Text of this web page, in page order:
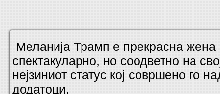
Меланија Трамп е прекрасна жена
спектакуларно, но соодветно на
нејзиниот статус кој совршено го
додатоци.